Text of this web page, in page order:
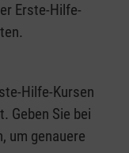
Erste-Hilfe-
Hilfe-Kursen
Geben Sie bei
um genauere